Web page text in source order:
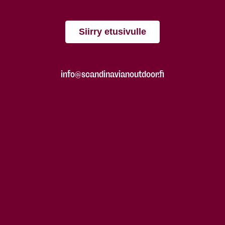
Siirry etusivulle
info@scandinavianoutdoor.fi